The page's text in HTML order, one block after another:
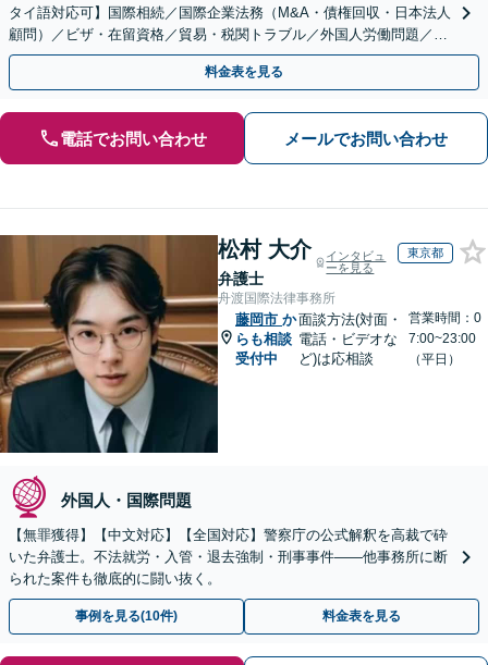
タイ語対応可】国際相続／国際企業法務（M&A・債権回収・日本法人
顧問）／ビザ・在留資格／貿易・税関トラブル／外国人労働問題／外
国人刑事事件など、幅広いご相談に対応可能
料金表を見る
電話でお問い合わせ メールでお問い合わせ
松村 大介
弁護士
インタビュ
ーを見る
東京都
舟渡国際法律事務所
藤岡市 か
らも相談
受付中
面談方法(対面・
電話・ビデオな
ど)は応相談
営業時間：0
7:00~23:00
（平日）
外国人・国際問題
【無罪獲得】【中文対応】【全国対応】警察庁の公式解釈を高裁で砕
いた弁護士。不法就労・入管・退去強制・刑事事件——他事務所に断
られた案件も徹底的に闘い抜く。
事例を見る(10件) 料金表を見る